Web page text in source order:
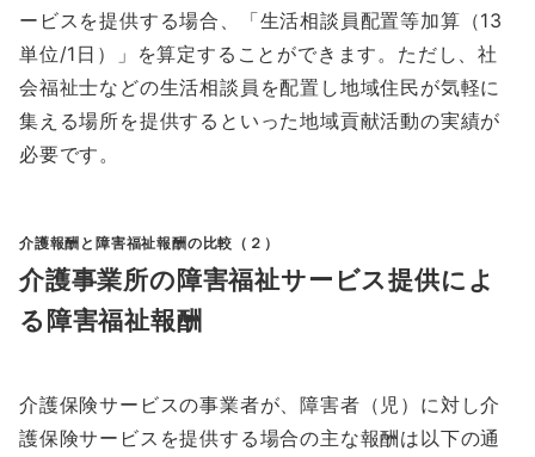
ービスを提供する場合、「生活相談員配置等加算（13
単位/1日）」を算定することができます。ただし、社
会福祉士などの生活相談員を配置し地域住民が気軽に
集える場所を提供するといった地域貢献活動の実績が
必要です。
介護報酬と障害福祉報酬の比較（２）
介護事業所の障害福祉サービス提供によ
る障害福祉報酬
介護保険サービスの事業者が、障害者（児）に対し介
護保険サービスを提供する場合の主な報酬は以下の通